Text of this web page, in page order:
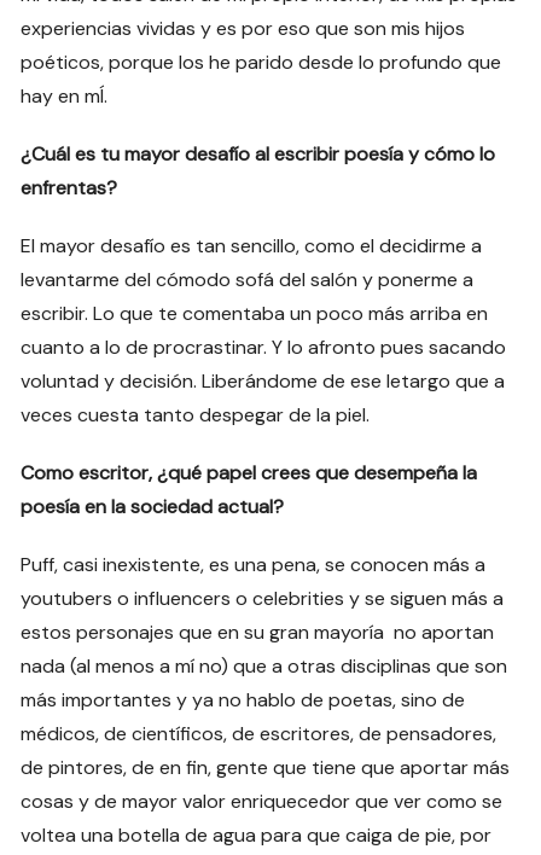
experiencias vividas y es por eso que son mis hijos
poéticos, porque los he parido desde lo profundo que
hay en mÍ.
¿Cuál es tu mayor desafío al escribir poesía y cómo lo
enfrentas?
El mayor desafío es tan sencillo, como el decidirme a
levantarme del cómodo sofá del salón y ponerme a
escribir. Lo que te comentaba un poco más arriba en
cuanto a lo de procrastinar. Y lo afronto pues sacando
voluntad y decisión. Liberándome de ese letargo que a
veces cuesta tanto despegar de la piel.
Como escritor, ¿qué papel crees que desempeña la
poesía en la sociedad actual?
Puff, casi inexistente, es una pena, se conocen más a
youtubers o influencers o celebrities y se siguen más a
estos personajes que en su gran mayoría no aportan
nada (al menos a mí no) que a otras disciplinas que son
más importantes y ya no hablo de poetas, sino de
médicos, de científicos, de escritores, de pensadores,
de pintores, de en fin, gente que tiene que aportar más
cosas y de mayor valor enriquecedor que ver como se
voltea una botella de agua para que caiga de pie, por